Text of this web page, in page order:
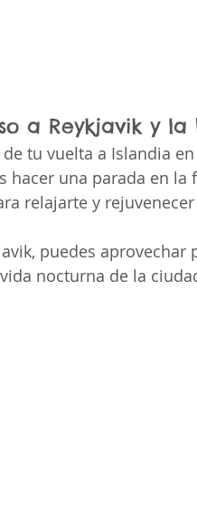
a Reykjavik y
tu vuelta a Islandia
hacer una parada en la
relajarte y
puedes
nocturna de la